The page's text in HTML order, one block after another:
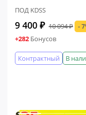
ПОД KDSS
9 400 ₽ 10 094 ₽ -
+282 Бонусов
В
Контрактный